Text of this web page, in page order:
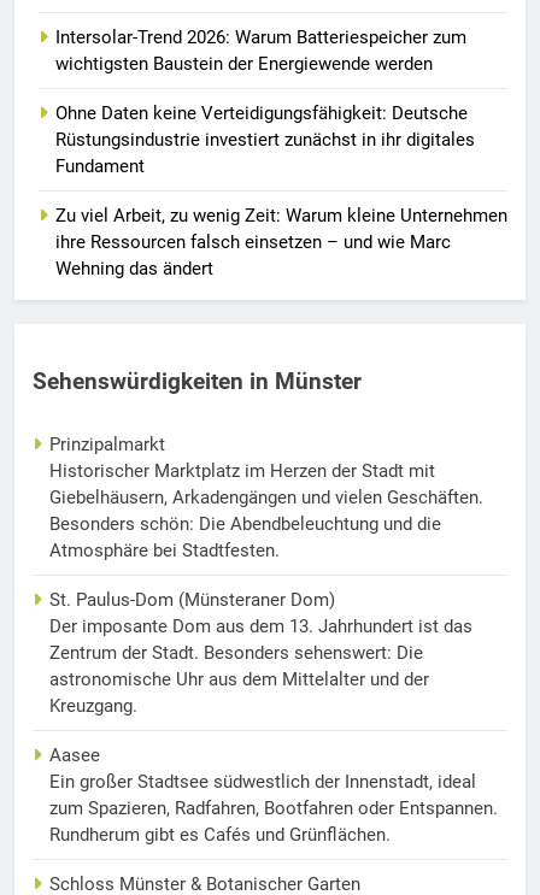
Intersolar-Trend 2026: Warum Batteriespeicher zum
wichtigsten Baustein der Energiewende werden
Ohne Daten keine Verteidigungsfähigkeit: Deutsche
Rüstungsindustrie investiert zunächst in ihr digitales
Fundament
Zu viel Arbeit, zu wenig Zeit: Warum kleine Unternehmen
ihre Ressourcen falsch einsetzen – und wie Marc
Wehning das ändert
Sehenswürdigkeiten in Münster
Prinzipalmarkt
Historischer Marktplatz im Herzen der Stadt mit
Giebelhäusern, Arkadengängen und vielen Geschäften.
Besonders schön: Die Abendbeleuchtung und die
Atmosphäre bei Stadtfesten.
St. Paulus-Dom (Münsteraner Dom)
Der imposante Dom aus dem 13. Jahrhundert ist das
Zentrum der Stadt. Besonders sehenswert: Die
astronomische Uhr aus dem Mittelalter und der
Kreuzgang.
Aasee
Ein großer Stadtsee südwestlich der Innenstadt, ideal
zum Spazieren, Radfahren, Bootfahren oder Entspannen.
Rundherum gibt es Cafés und Grünflächen.
Schloss Münster & Botanischer Garten